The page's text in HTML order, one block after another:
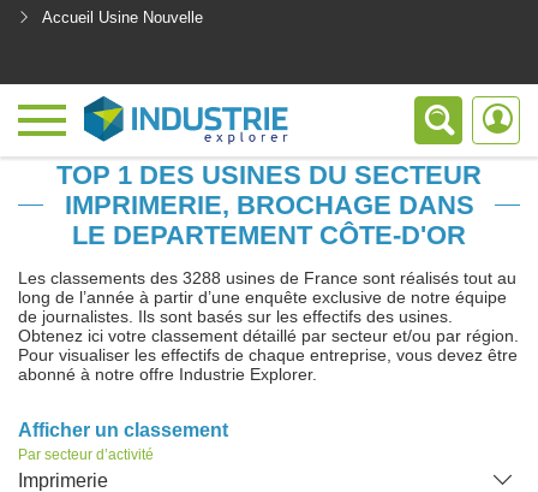
Accueil Usine Nouvelle
TOP 1 DES USINES DU SECTEUR
IMPRIMERIE, BROCHAGE DANS
LE DEPARTEMENT CÔTE-D'OR
Les classements des 3288 usines de France sont réalisés tout au
long de l’année à partir d’une enquête exclusive de notre équipe
de journalistes. Ils sont basés sur les effectifs des usines.
Obtenez ici votre classement détaillé par secteur et/ou par région.
Pour visualiser les effectifs de chaque entreprise, vous devez être
abonné à notre offre Industrie Explorer.
Afficher un classement
Par secteur d’activité
Imprimerie